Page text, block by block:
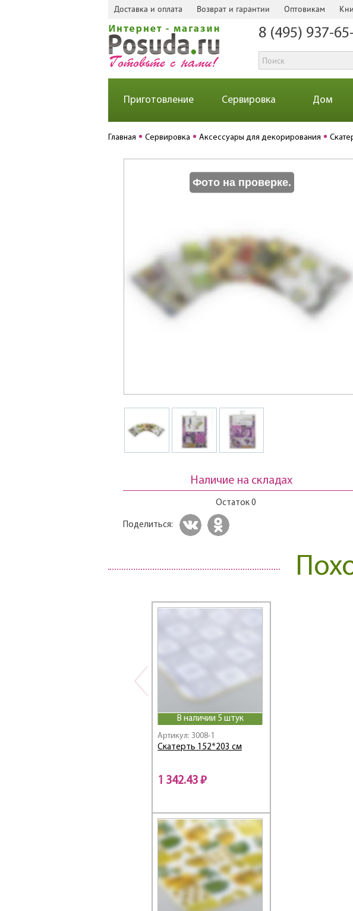
Доставка и оплата Возврат и гарантии Оптовикам
8 (495) 937-
Приготовление Сервировка Дом
Главная Сервировка Аксессуары для декорирования
Фото на проверке.
Наличие на складах
Остаток 0
Поделиться:
В наличии 5 штук
Артикул: 3008-1
Скатерть 152*203 см
1 342.43 ₽